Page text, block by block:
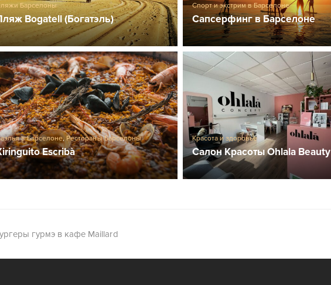
Барселоны
Bogatell (Богатэль)
Спорт и экстрим в Барселоне
Сапсерфинг в Барселоне
в Барселоне,Рестораны Барселоны
Escribà
Красота и здоровье
Салон Красоты Ohlala Beauty
гурмэ в кафе Maillard